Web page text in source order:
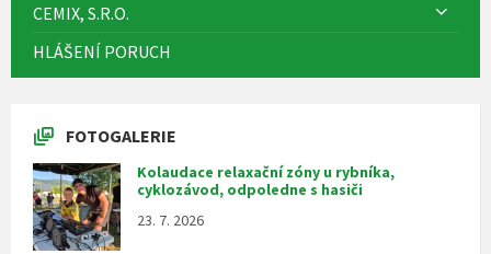
CEMIX, S.R.O.
HLÁŠENÍ PORUCH
FOTOGALERIE
Kolaudace relaxační zóny u rybníka,
cyklozávod, odpoledne s hasiči
23. 7. 2026